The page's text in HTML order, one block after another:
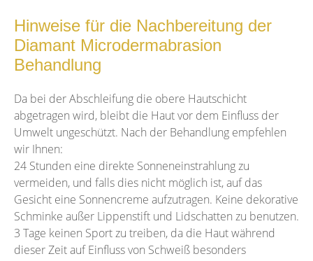
Hinweise für die Nachbereitung der
Diamant Microdermabrasion
Behandlung
Da bei der Abschleifung die obere Hautschicht
abgetragen wird, bleibt die Haut vor dem Einfluss der
Umwelt ungeschützt. Nach der Behandlung empfehlen
wir Ihnen:
24 Stunden eine direkte Sonneneinstrahlung zu
vermeiden, und falls dies nicht möglich ist, auf das
Gesicht eine Sonnencreme aufzutragen. Keine dekorative
Schminke außer Lippenstift und Lidschatten zu benutzen.
3 Tage keinen Sport zu treiben, da die Haut während
dieser Zeit auf Einfluss von Schweiß besonders